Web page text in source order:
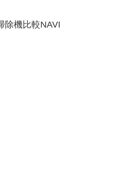
除機比較NAVI